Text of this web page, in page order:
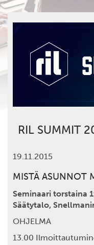
RIL SUMMIT
19.11.2015
MISTÄ ASUNNOT
Seminaari torstaina
Säätytalo,
OHJELMA
13.00